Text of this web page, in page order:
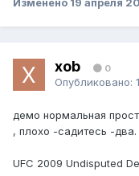
Изменено 19 апреля
xob 0
Опубликовано:
демо нормальная
, плохо -садитесь -два.
UFC 2009 Undisputed